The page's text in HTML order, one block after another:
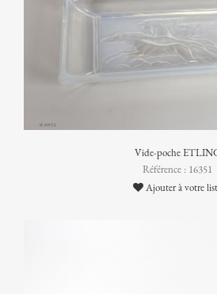
Vide-poche
Référence : 16351
Ajouter à votre